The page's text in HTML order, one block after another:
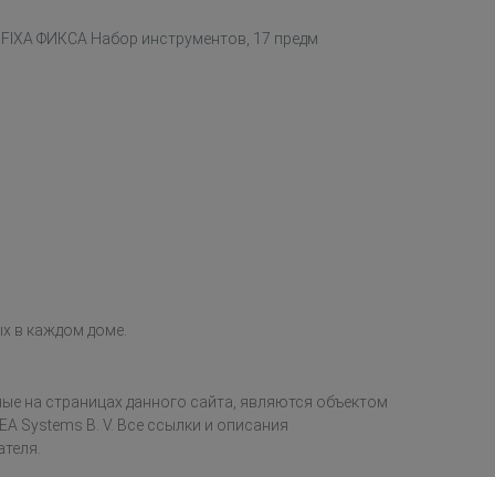
FIXA ФИКСА Набор инструментов, 17 предм
в каждом доме.
на страницах данного сайта, являются объектом
Systems B. V. Все ссылки и описания